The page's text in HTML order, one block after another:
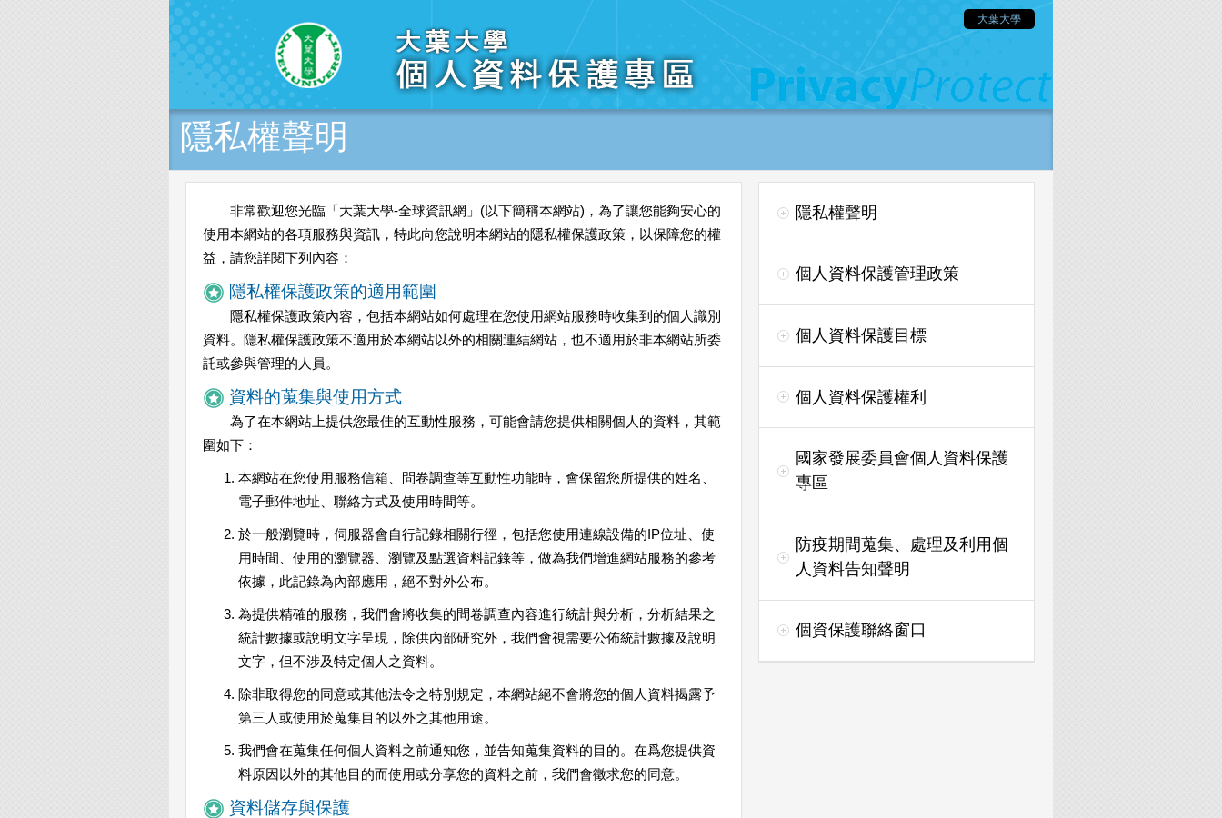
大葉大學
隱私權聲明
非常歡迎您光臨「大葉大學-全球資訊網」(以下簡稱本網站)，為了讓您能夠安心的
使用本網站的各項服務與資訊，特此向您說明本網站的隱私權保護政策，以保障您的權
益，請您詳閱下列內容：
隱私權保護政策的適用範圍
隱私權保護政策內容，包括本網站如何處理在您使用網站服務時收集到的個人識別
資料。隱私權保護政策不適用於本網站以外的相關連結網站，也不適用於非本網站所委
託或參與管理的人員。
資料的蒐集與使用方式
為了在本網站上提供您最佳的互動性服務，可能會請您提供相關個人的資料，其範
圍如下：
本網站在您使用服務信箱、問卷調查等互動性功能時，會保留您所提供的姓名、
電子郵件地址、聯絡方式及使用時間等。
於一般瀏覽時，伺服器會自行記錄相關行徑，包括您使用連線設備的IP位址、使
用時間、使用的瀏覽器、瀏覽及點選資料記錄等，做為我們增進網站服務的參考
依據，此記錄為內部應用，絕不對外公布。
為提供精確的服務，我們會將收集的問卷調查內容進行統計與分析，分析結果之
統計數據或說明文字呈現，除供內部研究外，我們會視需要公佈統計數據及說明
文字，但不涉及特定個人之資料。
除非取得您的同意或其他法令之特別規定，本網站絕不會將您的個人資料揭露予
第三人或使用於蒐集目的以外之其他用途。
我們會在蒐集任何個人資料之前通知您，並告知蒐集資料的目的。在爲您提供資
料原因以外的其他目的而使用或分享您的資料之前，我們會徵求您的同意。
資料儲存與保護
隱私權聲明
個人資料保護管理政策
個人資料保護目標
個人資料保護權利
國家發展委員會個人資料保護
專區
防疫期間蒐集、處理及利用個
人資料告知聲明
個資保護聯絡窗口